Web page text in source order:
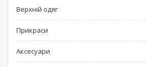
Верхній одяг
Прикраси
Аксесуари